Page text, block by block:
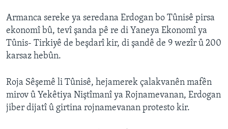
Armanca sereke ya seredana Erdogan bo Tûnisê pirsa
ekonomî bû, tevî şanda pê re di Yaneya Ekonomî ya
Tûnis- Tirkiyê de beşdarî kir, di şandê de 9 wezîr û 200
karsaz hebûn.
Roja Sêşemê li Tûnisê, hejamerek çalakvanên mafên
mirov û Yekêtiya Niştîmanî ya Rojnamevanan, Erdogan
jiber dijatî û girtina rojnamevanan protesto kir.